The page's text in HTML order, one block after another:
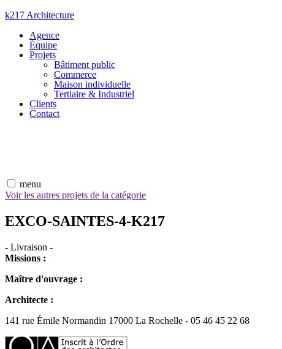
Aller
contenu
k217 Architecture
Agence
Équipe
Projets
Bâtiment public
Commerce
Maison individuelle
Tertiaire & Industriel
Clients
Contact
menu
Voir les autres projets de la catégorie
EXCO-SAINTES-4-K217
- Livraison -
Missions :
Maître d'ouvrage :
Architecte :
141 rue Émile Normandin 17000 La Rochelle - 05 46 45 22 68